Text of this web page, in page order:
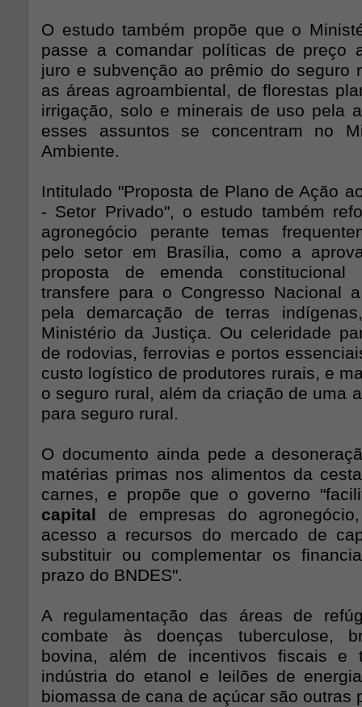
O estudo também propõe que o
passe a comandar políticas de preço
juro e subvenção ao prêmio do seguro
as áreas agroambiental, de florestas
irrigação, solo e minerais de uso pela
esses assuntos se concentram no
Ambiente.
Intitulado "Proposta de Plano de Ação
- Setor Privado", o estudo também
agronegócio perante temas
pelo setor em Brasília, como a
proposta de emenda
transfere para o Congresso Nacional
pela demarcação de terras
Ministério da Justiça. Ou celeridade
de rodovias, ferrovias e portos
custo logístico de produtores rurais, e
o seguro rural, além da criação de uma
para seguro rural.
O documento ainda pede a
matérias primas nos alimentos da
carnes, e propõe que o governo
capital de empresas do
acesso a recursos do mercado de
substituir ou complementar os
prazo do BNDES".
A regulamentação das áreas de
combate às doenças tuberculose,
bovina, além de incentivos fiscais e
indústria do etanol e leilões de
biomassa de cana de açúcar são outras